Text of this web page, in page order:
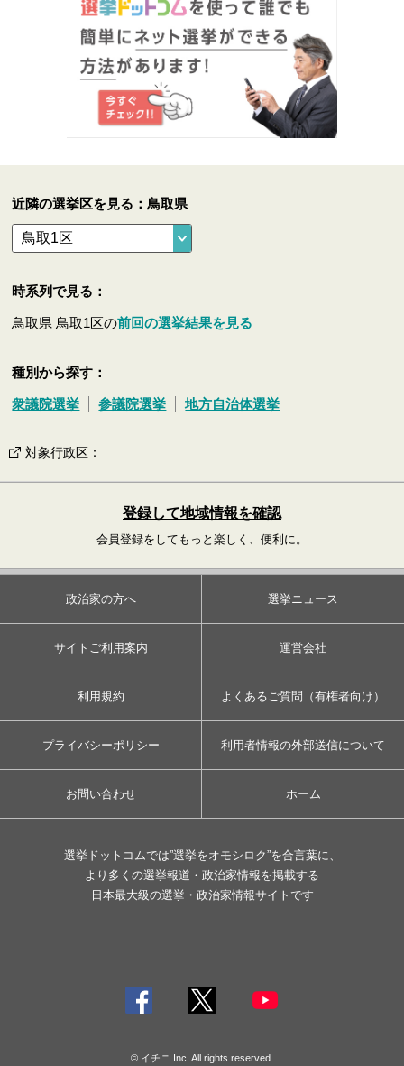
近隣の選挙区を見る：鳥取県
時系列で見る：
鳥取県 鳥取1区の前回の選挙結果を見る
種別から探す：
衆議院選挙 参議院選挙 地方自治体選挙
対象行政区 ：
登録して地域情報を確認
会員登録をしてもっと楽しく、便利に。
政治家の方へ 選挙ニュース
サイトご利用案内 運営会社
利用規約 よくあるご質問（有権者向け）
プライバシーポリシー 利用者情報の外部送信について
お問い合わせ ホーム
選挙ドットコムでは”選挙をオモシロク”を合言葉に、
より多くの選挙報道・政治家情報を掲載する
日本最大級の選挙・政治家情報サイトです
© イチニ Inc. All rights reserved.